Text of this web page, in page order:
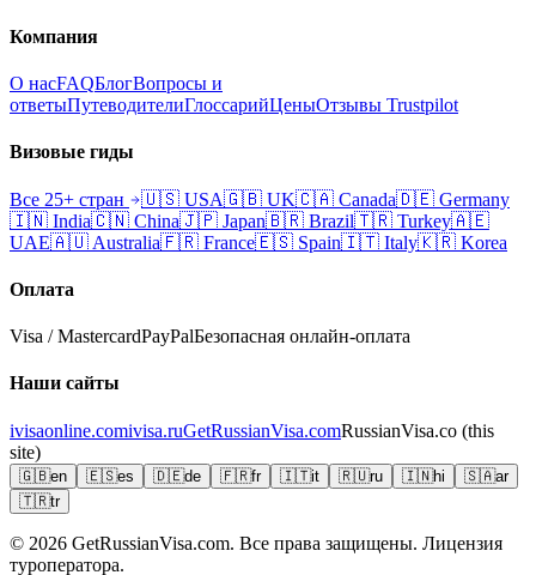
Компания
О насFAQБлогВопросы и
ответыПутеводителиГлоссарийЦеныОтзывы Trustpilot
Визовые гиды
Все 25+ стран 🇺🇸 USA🇬🇧 UK🇨🇦 Canada🇩🇪 Germany
🇮🇳 India🇨🇳 China🇯🇵 Japan🇧🇷 Brazil🇹🇷 Turkey🇦🇪
UAE🇦🇺 Australia🇫🇷 France🇪🇸 Spain🇮🇹 Italy🇰🇷 Korea
Оплата
Visa / MastercardPayPalБезопасная онлайн-оплата
Наши сайты
ivisaonline.comivisa.ruGetRussianVisa.comRussianVisa.co (this
site)
🇬🇧en 🇪🇸es 🇩🇪de 🇫🇷fr 🇮🇹it 🇷🇺ru 🇮🇳hi 🇸🇦ar
🇹🇷tr
© 2026 GetRussianVisa.com. Все права защищены. Лицензия
туроператора.